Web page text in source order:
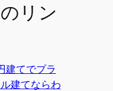
のリン
建てでプラ
建てならわ